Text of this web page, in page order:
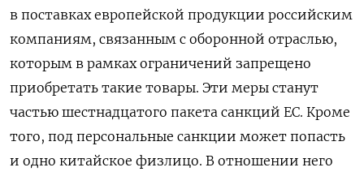
в поставках европейской продукции российским
компаниям, связанным с оборонной отраслью,
которым в рамках ограничений запрещено
приобретать такие товары. Эти меры станут
частью шестнадцатого пакета санкций ЕС. Кроме
того, под персональные санкции может попасть
и одно китайское физлицо. В отношении него